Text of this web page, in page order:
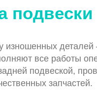
подвески
изношенных
все работы
подвеской,
запчастей.